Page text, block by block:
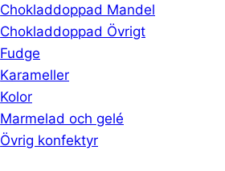
Chokladdoppad Mandel
Chokladdoppad Övrigt
Fudge
Karameller
Kolor
Marmelad och gelé
Övrig konfektyr